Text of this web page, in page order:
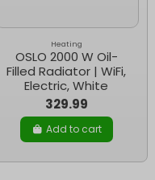
Heating
OSLO 2000 W Oil-
Filled Radiator | WiFi,
Electric, White
329.99
Add to cart